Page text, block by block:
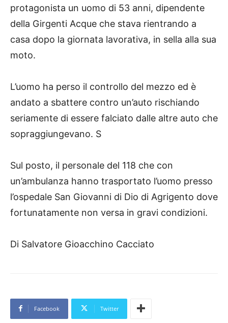
protagonista un uomo di 53 anni, dipendente
della Girgenti Acque che stava rientrando a
casa dopo la giornata lavorativa, in sella alla sua
moto.
L’uomo ha perso il controllo del mezzo ed è
andato a sbattere contro un’auto rischiando
seriamente di essere falciato dalle altre auto che
sopraggiungevano. S
Sul posto, il personale del 118 che con
un’ambulanza hanno trasportato l’uomo presso
l’ospedale San Giovanni di Dio di Agrigento dove
fortunatamente non versa in gravi condizioni.
Di Salvatore Gioacchino Cacciato
Facebook Twitter